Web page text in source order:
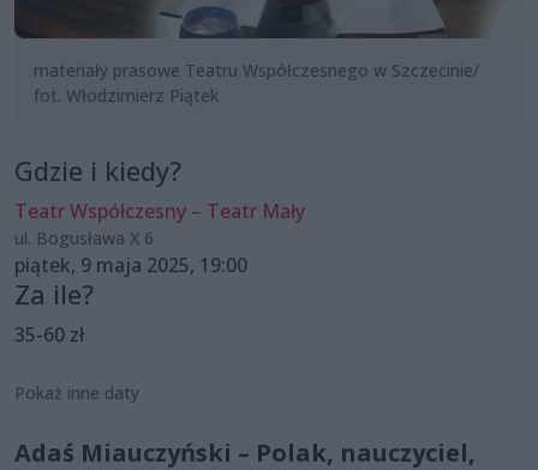
materiały prasowe Teatru Współczesnego w Szczecinie/
fot. Włodzimierz Piątek
Gdzie i kiedy?
Teatr Współczesny – Teatr Mały
ul. Bogusława X 6
piątek, 9 maja 2025, 19:00
Za ile?
35-60 zł
Pokaż inne daty
Adaś Miauczyński – Polak, nauczyciel,